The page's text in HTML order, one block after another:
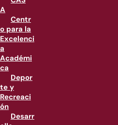
A
Centr
o para la
Excelenci
a
Académi
ca
Depor
te y
Recreaci
ón
Desarr